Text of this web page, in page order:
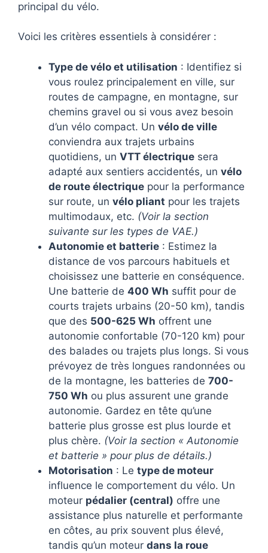
principal du vélo.
Voici les critères essentiels à considérer :
Type de vélo et utilisation : Identifiez si
vous roulez principalement en ville, sur
routes de campagne, en montagne, sur
chemins gravel ou si vous avez besoin
d’un vélo compact. Un vélo de ville
conviendra aux trajets urbains
quotidiens, un VTT électrique sera
adapté aux sentiers accidentés, un vélo
de route électrique pour la performance
sur route, un vélo pliant pour les trajets
multimodaux, etc. (Voir la section
suivante sur les types de VAE.)
Autonomie et batterie : Estimez la
distance de vos parcours habituels et
choisissez une batterie en conséquence.
Une batterie de 400 Wh suffit pour de
courts trajets urbains (20-50 km), tandis
que des 500-625 Wh offrent une
autonomie confortable (70-120 km) pour
des balades ou trajets plus longs. Si vous
prévoyez de très longues randonnées ou
de la montagne, les batteries de 700-
750 Wh ou plus assurent une grande
autonomie. Gardez en tête qu’une
batterie plus grosse est plus lourde et
plus chère. (Voir la section « Autonomie
et batterie » pour plus de détails.)
Motorisation : Le type de moteur
influence le comportement du vélo. Un
moteur pédalier (central) offre une
assistance plus naturelle et performante
en côtes, au prix souvent plus élevé,
tandis qu’un moteur dans la roue